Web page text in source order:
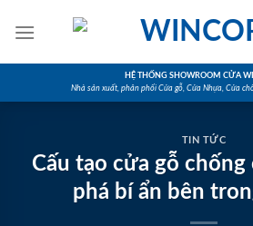
HỆ THỐNG SHOWROOM CỬA
Nhà sản xuất, phân phối Cửa gỗ, Cửa Nhựa, Cửa
TIN TỨC
Cấu tạo cửa gỗ chống
phá bí ẩn bên